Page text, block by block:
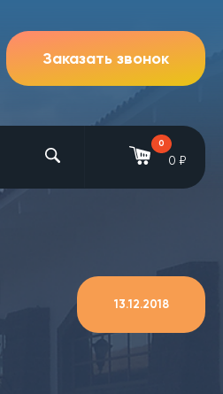
Заказать звонок
0
0 ₽
13.12.2018